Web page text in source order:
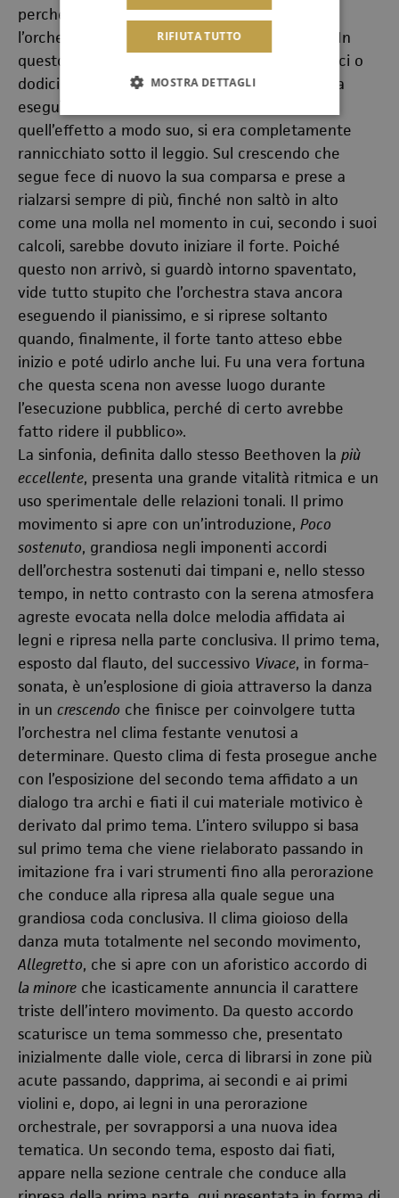
perché tornò a segnare il tempo prima che
l’orchestra avesse eseguito la seconda pausa. In
questo modo, senza saperlo, si trovava già dieci o
dodici battute avanti all’orchestra quando essa
eseguì il pianissimo. Beethoven, per indicare
quell’effetto a modo suo, si era completamente
rannicchiato sotto il leggio. Sul crescendo che
segue fece di nuovo la sua comparsa e prese a
rialzarsi sempre di più, finché non saltò in alto
come una molla nel momento in cui, secondo i suoi
calcoli, sarebbe dovuto iniziare il forte. Poiché
questo non arrivò, si guardò intorno spaventato,
vide tutto stupito che l’orchestra stava ancora
eseguendo il pianissimo, e si riprese soltanto
quando, finalmente, il forte tanto atteso ebbe
inizio e poté udirlo anche lui. Fu una vera fortuna
che questa scena non avesse luogo durante
l’esecuzione pubblica, perché di certo avrebbe
fatto ridere il pubblico».
La sinfonia, definita dallo stesso Beethoven la più
eccellente, presenta una grande vitalità ritmica e un
uso sperimentale delle relazioni tonali. Il primo
movimento si apre con un’introduzione, Poco
sostenuto, grandiosa negli imponenti accordi
dell’orchestra sostenuti dai timpani e, nello stesso
tempo, in netto contrasto con la serena atmosfera
agreste evocata nella dolce melodia affidata ai
legni e ripresa nella parte conclusiva. Il primo tema,
esposto dal flauto, del successivo Vivace, in forma-
sonata, è un’esplosione di gioia attraverso la danza
in un crescendo che finisce per coinvolgere tutta
l’orchestra nel clima festante venutosi a
determinare. Questo clima di festa prosegue anche
con l’esposizione del secondo tema affidato a un
dialogo tra archi e fiati il cui materiale motivico è
derivato dal primo tema. L’intero sviluppo si basa
sul primo tema che viene rielaborato passando in
imitazione fra i vari strumenti fino alla perorazione
che conduce alla ripresa alla quale segue una
grandiosa coda conclusiva. Il clima gioioso della
danza muta totalmente nel secondo movimento,
Allegretto, che si apre con un aforistico accordo di
la minore che icasticamente annuncia il carattere
triste dell’intero movimento. Da questo accordo
scaturisce un tema sommesso che, presentato
inizialmente dalle viole, cerca di librarsi in zone più
acute passando, dapprima, ai secondi e ai primi
violini e, dopo, ai legni in una perorazione
orchestrale, per sovrapporsi a una nuova idea
tematica. Un secondo tema, esposto dai fiati,
appare nella sezione centrale che conduce alla
RIFIUTA TUTTO
MOSTRA DETTAGLI